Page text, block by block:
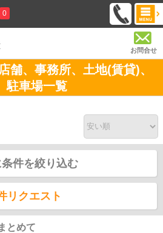
0
お問合せ
舗、事務所、土地(賃貸)、
駐車場一覧
条件を絞り込む
リクエスト
とめて